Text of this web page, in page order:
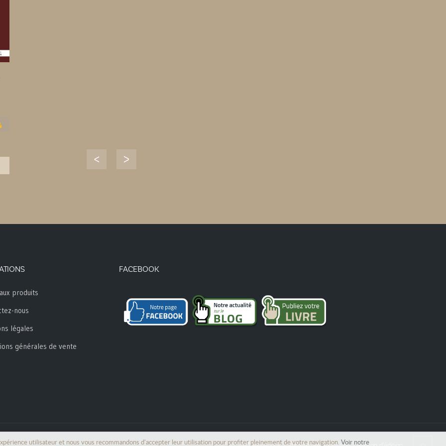
produits
nous
légales
générales de vente
FACEBOOK
utilisateur et nous vous recommandons d'accepter leur utilisation pour profiter pleinement de votre navigation.Voir notre